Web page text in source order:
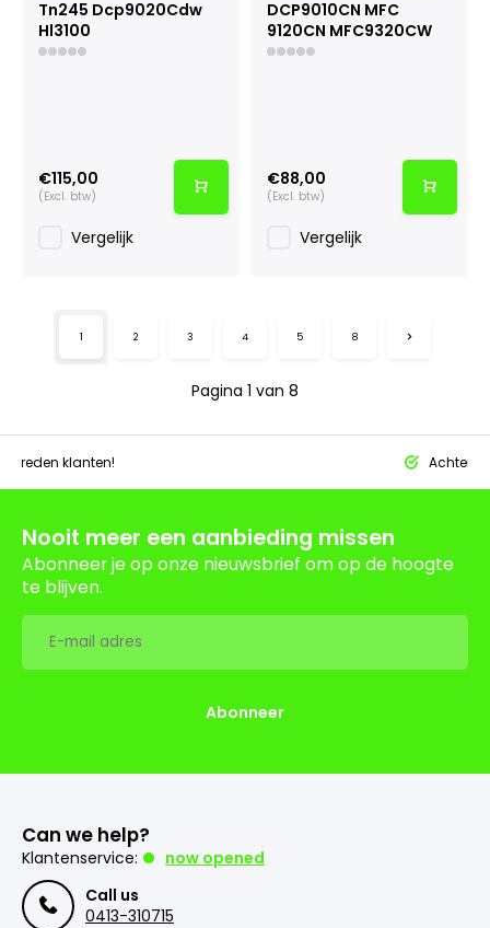
Tn245 Dcp9020Cdw
Hl3100
€115,00
(Excl. btw)
Vergelijk
DCP9010CN MFC
9120CN MFC9320CW
€88,00
(Excl. btw)
Vergelijk
Pagina 1 van 8
1 2 3 4 5 8
klanten! Achteraf
Nooit meer een aanbieding missen
Abonneer je op onze nieuwsbrief om op de hoogte
te blijven.
Abonneer
Can we help?
Klantenservice:
now opened
Call us
0413-310715